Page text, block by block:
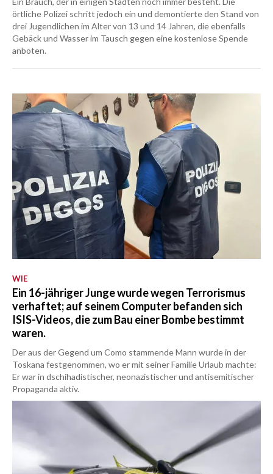
örtliche Polizei schritt jedoch ein und demontierte den Stand von
drei Jugendlichen im Alter von 13 und 14 Jahren, die ebenfalls
Gebäck und Wasser im Tausch gegen eine kostenlose Spende
anboten.
WIE
Ein 16-jähriger Junge wurde wegen Terrorismus
verhaftet; auf seinem Computer befanden sich
ISIS-Videos, die zum Bau einer Bombe bestimmt
waren.
Der aus der Gegend um Como stammende Mann wurde in der
Toskana festgenommen, wo er mit seiner Familie Urlaub machte:
Er war in dschihadistischer, neonazistischer und antisemitischer
Propaganda aktiv.